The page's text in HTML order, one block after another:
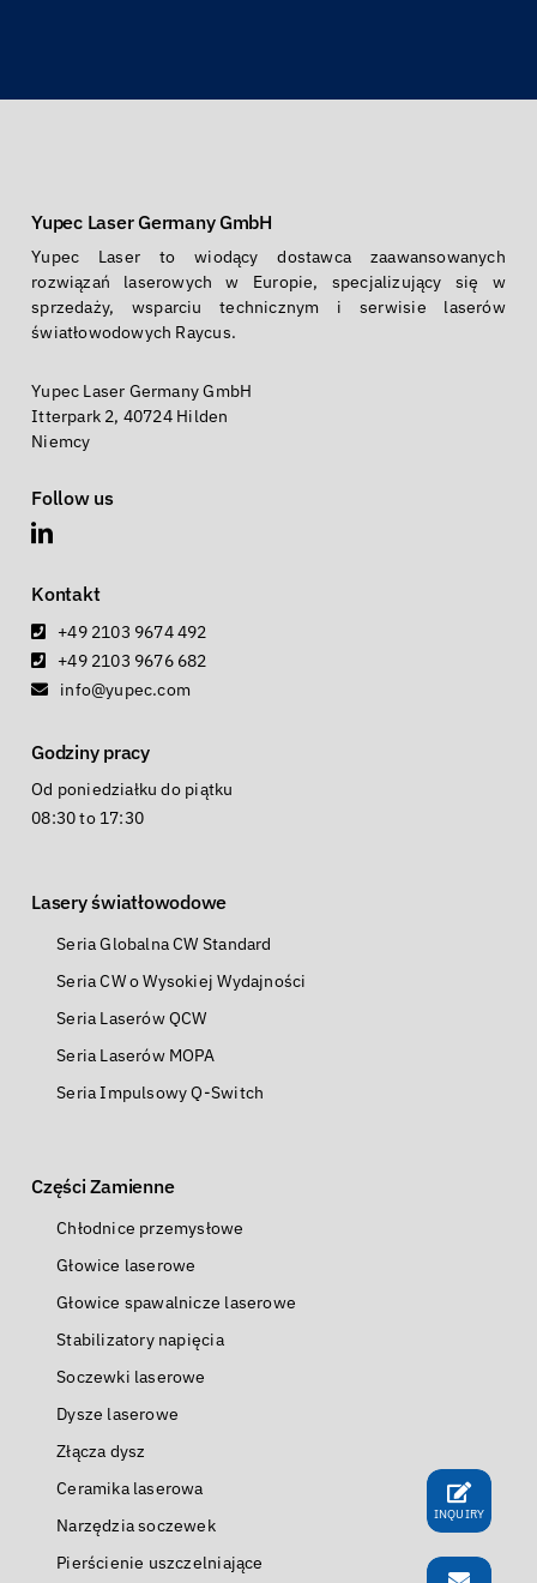
Yupec Laser Germany GmbH
Yupec Laser to wiodący dostawca zaawansowanych
rozwiązań laserowych w Europie, specjalizujący się w
sprzedaży, wsparciu technicznym i serwisie laserów
światłowodowych Raycus.
Yupec Laser Germany GmbH
Itterpark 2, 40724 Hilden
Niemcy
Follow us
Kontakt
+49 2103 9674 492
+49 2103 9676 682
info@yupec.com
Godziny pracy
Od poniedziałku do piątku
08:30 to 17:30
Lasery światłowodowe
Seria Globalna CW Standard
Seria CW o Wysokiej Wydajności
Seria Laserów QCW
Seria Laserów MOPA
Seria Impulsowy Q-Switch
Części Zamienne
Chłodnice przemysłowe
Głowice laserowe
Głowice spawalnicze laserowe
Stabilizatory napięcia
Soczewki laserowe
Dysze laserowe
Złącza dysz
Ceramika laserowa
Narzędzia soczewek
Pierścienie uszczelniające
INQUIRY